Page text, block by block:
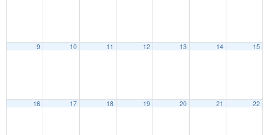
9 10 11 12 13 14 15
16 17 18 19 20 21 22